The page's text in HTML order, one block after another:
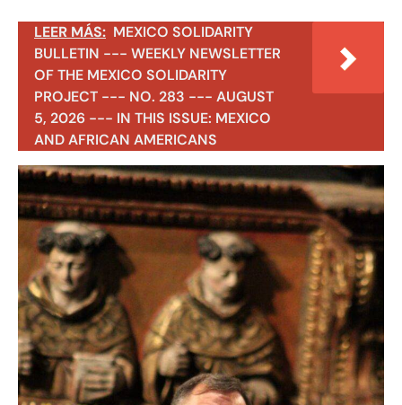
LEER MÁS: MEXICO SOLIDARITY
BULLETIN --- WEEKLY NEWSLETTER
OF THE MEXICO SOLIDARITY
PROJECT --- NO. 283 --- AUGUST
5, 2026 --- IN THIS ISSUE: MEXICO
AND AFRICAN AMERICANS